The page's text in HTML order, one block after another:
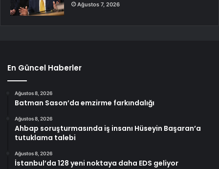
Ağustos 7, 2026
En Güncel Haberler
Ağustos 8, 2026
Batman Sason’da emzirme farkındalığı
Ağustos 8, 2026
Ahbap soruşturmasında iş insanı Hüseyin Başaran’a
tutuklama talebi
Ağustos 8, 2026
İstanbul’da 128 yeni noktaya daha EDS geliyor